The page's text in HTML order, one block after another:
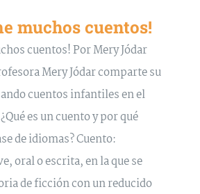
muchos cuentos!
cuentos! Por Mery Jódar
Mery Jódar comparte su
cuentos infantiles en el
es un cuento y por qué
de idiomas? Cuento:
oral o escrita, en la que se
de ficción con un reducido